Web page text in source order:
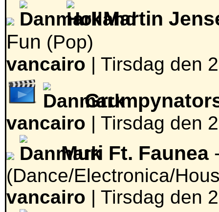
Martin
Fun (Pop)
vancairo | Tirsdag den
vancairo | Tirsdag den
Muri Ft. Faunea
(Dance/Electronica/
vancairo | Tirsdag den